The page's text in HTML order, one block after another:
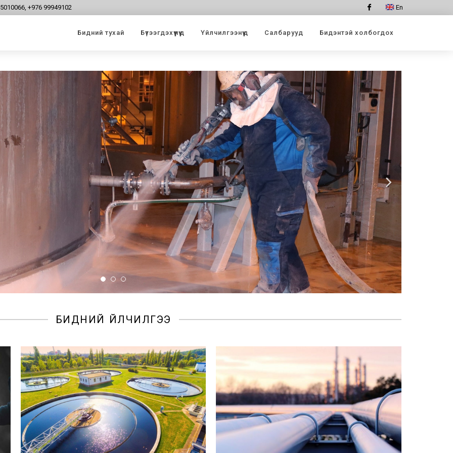
+976 99949102
En
Бидний тухай
Бүтээгдэхүүнүүд Үйлчилгээнүүд Салбарууд Бидэнтэй холбогдох
БИДНИЙ ҮЙЛЧИЛГЭЭ